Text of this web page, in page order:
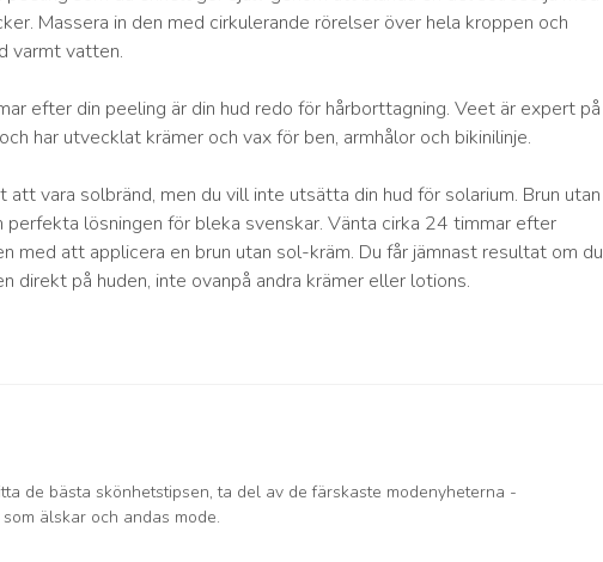
Massera in den med cirkulerande rörelser över hela kroppen och
varmt vatten.
efter din peeling är din hud redo för hårborttagning. Veet är expert på
har utvecklat krämer och vax för ben, armhålor och bikinilinje.
att vara solbränd, men du vill inte utsätta din hud för solarium. Brun utan
perfekta lösningen för bleka svenskar. Vänta cirka 24 timmar efter
med att applicera en brun utan sol-kräm. Du får jämnast resultat om du
direkt på huden, inte ovanpå andra krämer eller lotions.
de bästa skönhetstipsen, ta del av de färskaste modenyheterna -
älskar och andas mode.